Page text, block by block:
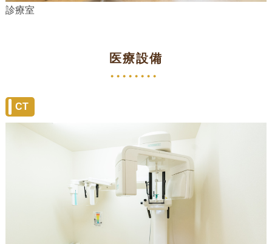
診療室
医療設備
CT